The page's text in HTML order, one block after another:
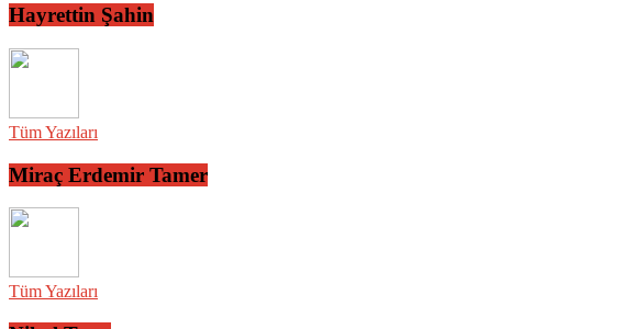
Hayrettin Şahin
Tüm Yazıları
Miraç Erdemir Tamer
Tüm Yazıları